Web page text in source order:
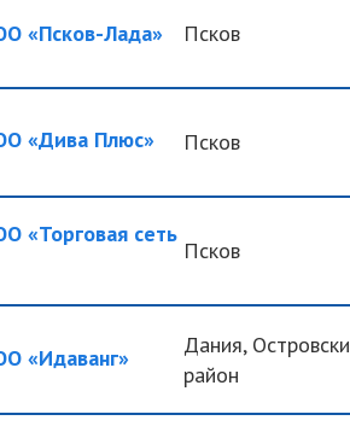
«Псков-Лада» Псков
«Дива Плюс» Псков
«Торговая сеть
Псков
«Идаванг»
Дания,
район